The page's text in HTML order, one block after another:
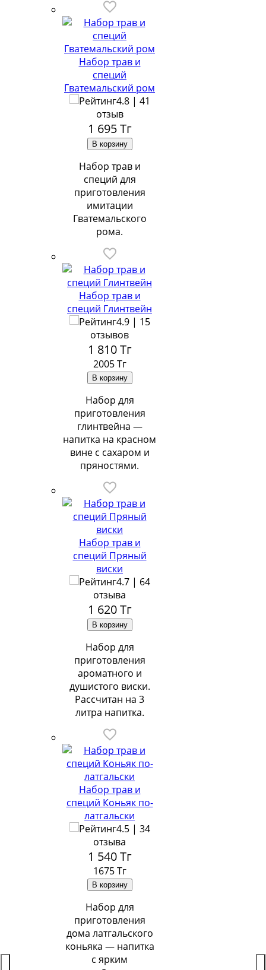
Набор трав и
специй
Гватемальский ром
4.8 | 41
отзыв
1 695Тг
Набор трав и
специй для
приготовления
имитации
Гватемальского
рома.
Набор трав и
специй Глинтвейн
4.9 | 15
отзывов
1 810Тг
2005 Тг
Набор для
приготовления
глинтвейна —
напитка на красном
вине с сахаром и
пряностями.
Набор трав и
специй Пряный
виски
4.7 | 64
отзыва
1 620Тг
Набор для
приготовления
ароматного и
душистого виски.
Рассчитан на 3
литра напитка.
Набор трав и
специй Коньяк по-
латгальски
4.5 | 34
отзыва
1 540Тг
1675 Тг
Набор для
приготовления
дома латгальского
коньяка — напитка
с ярким